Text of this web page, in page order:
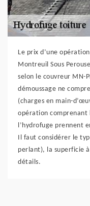
Le prix d’une
Montreuil Sous
selon le couvreur MN-
démoussage ne
(charges en main-
opération comprenant
l’hydrofuge prennent
Il faut considérer le
perlant), la superficie
détails.